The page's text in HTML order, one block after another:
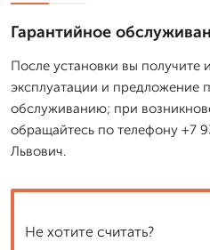
Гарантийное
После установки вы получите
эксплуатации и предложение
обслуживанию; при
обращайтесь по телефону +7
Львович.
Не хотите считать?